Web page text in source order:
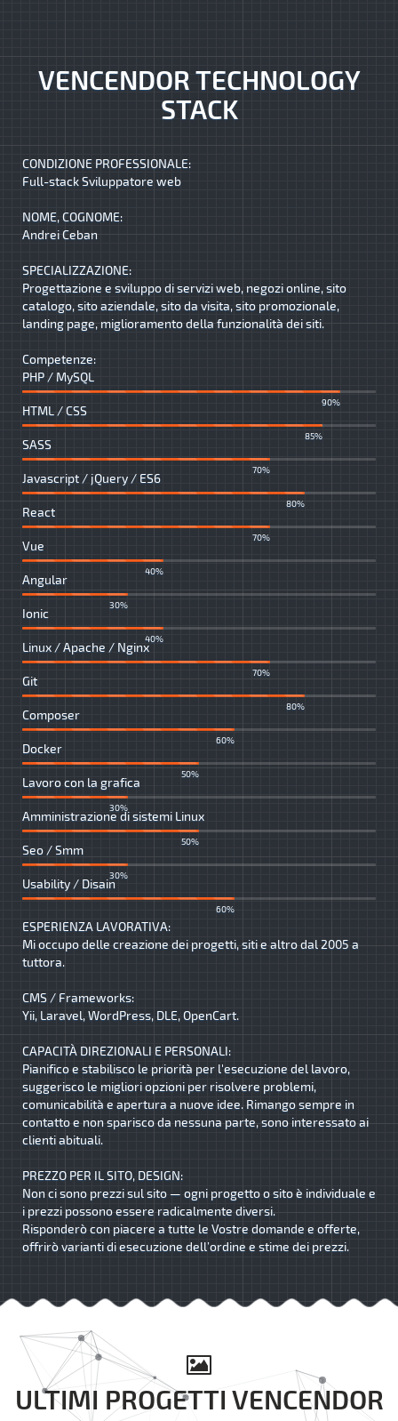
VENCENDOR TECHNOLOGY
STACK
CONDIZIONE PROFESSIONALE:
Full-stack Sviluppatore web
NOME, COGNOME:
Andrei Ceban
SPECIALIZZAZIONE:
Progettazione e sviluppo di servizi web, negozi online, sito
catalogo, sito aziendale, sito da visita, sito promozionale,
landing page, miglioramento della funzionalità dei siti.
Competenze:
PHP / MySQL
90%
HTML / CSS
85%
SASS
70%
Javascript / jQuery / ES6
80%
React
70%
Vue
40%
Angular
30%
Ionic
40%
Linux / Apache / Nginx
70%
Git
80%
Composer
60%
Docker
50%
Lavoro con la grafica
30%
Amministrazione di sistemi Linux
50%
Seo / Smm
30%
Usability / Disain
60%
ESPERIENZA LAVORATIVA:
Mi occupo delle creazione dei progetti, siti e altro dal 2005 a
tuttora.
CMS / Frameworks:
Yii, Laravel, WordPress, DLE, OpenCart.
CAPACITÀ DIREZIONALI E PERSONALI:
Pianifico e stabilisco le priorità per l'esecuzione del lavoro,
suggerisco le migliori opzioni per risolvere problemi,
comunicabilità e apertura a nuove idee. Rimango sempre in
contatto e non sparisco da nessuna parte, sono interessato ai
clienti abituali.
PREZZO PER IL SITO, DESIGN:
Non ci sono prezzi sul sito — ogni progetto o sito è individuale e
i prezzi possono essere radicalmente diversi.
Risponderò con piacere a tutte le Vostre domande e offerte,
offrirò varianti di esecuzione dell’ordine e stime dei prezzi.
ULTIMI PROGETTI VENCENDOR